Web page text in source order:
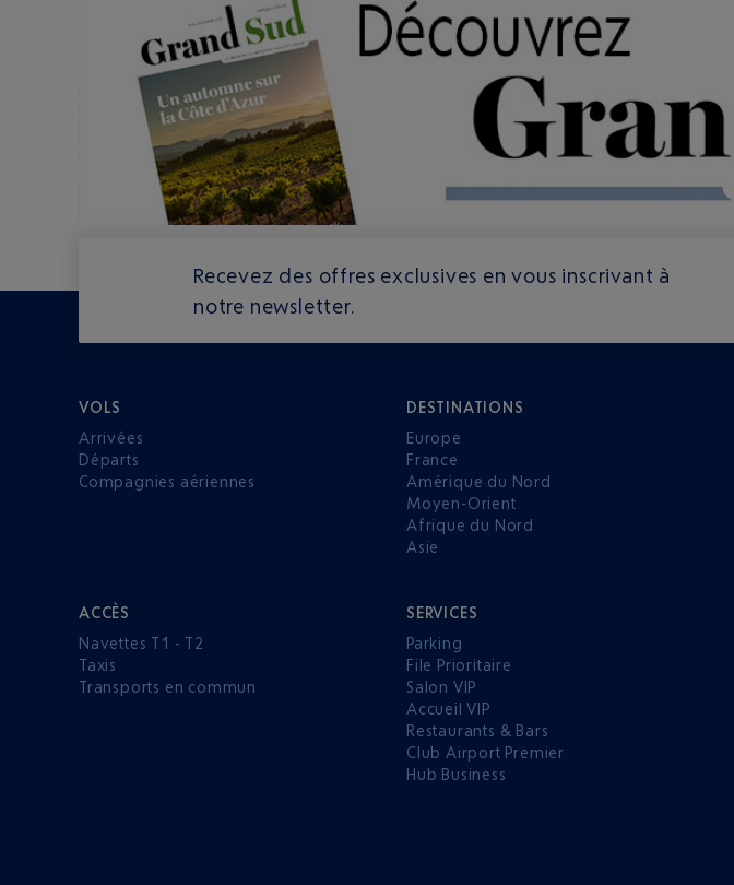
Recevez des offres exclusives en vous inscrivant à
notre newsletter.
VOLS
Arrivées
Départs
Compagnies aériennes
DESTINATIONS
Europe
France
Amérique du Nord
Moyen-Orient
Afrique du Nord
Asie
ACCÈS
Navettes T1 - T2
Taxis
Transports en commun
SERVICES
Parking
File Prioritaire
Salon VIP
Accueil VIP
Restaurants & Bars
Club Airport Premier
Hub Business